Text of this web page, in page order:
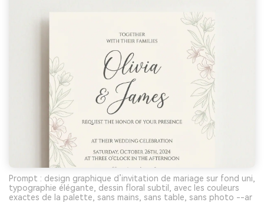
Prompt : design graphique d’invitation de mariage sur fond uni,
typographie élégante, dessin floral subtil, avec les couleurs
exactes de la palette, sans mains, sans table, sans photo --ar